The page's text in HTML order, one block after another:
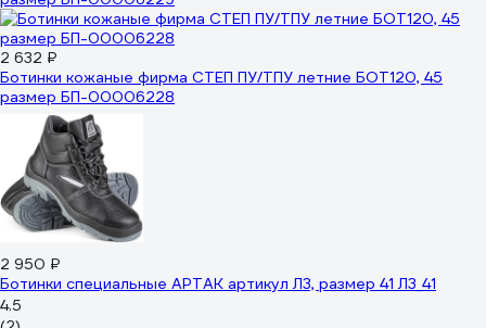
2 632 ₽
Ботинки кожаные фирма СТЕП ПУ/ТПУ летние БОТ120, 45
размер БП-00006228
2 950 ₽
Ботинки специальные АРТАК артикул Л3, размер 41 Л3_41
4.5